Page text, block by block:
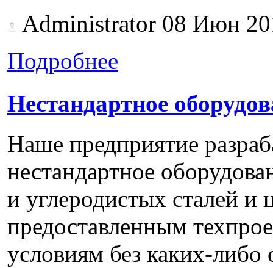
Administrator 08 Июн
Подробнее
Нестандартное
Наше предприятие
нестандартное
и углеродистых сталей и
предоставленным
условиям без каких-либо